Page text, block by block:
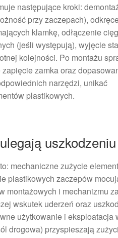
następujące kroki:
przy zaczepach),
klamkę, odłączenie
(jeśli występują), wyjęcie
kolejności. Po montażu
zapięcie zamka oraz
narzędzi, unikać
plastikowych.
uszkodzeniu
mechaniczne zużycie
plastikowych zaczepów
montażowych i mechanizmu
wskutek uderzeń oraz
użytkowanie i eksploatacja
drogowa) przyspieszają